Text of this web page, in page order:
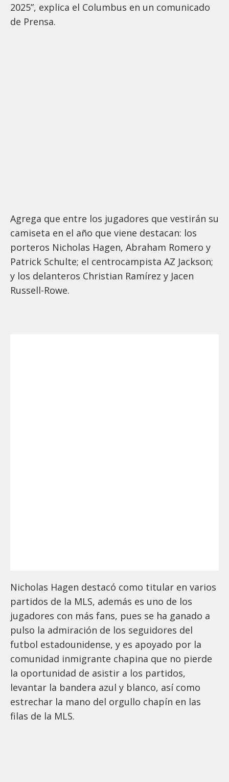
2025”, explica el Columbus en un comunicado
de Prensa.
Agrega que entre los jugadores que vestirán su
camiseta en el año que viene destacan: los
porteros Nicholas Hagen, Abraham Romero y
Patrick Schulte; el centrocampista AZ Jackson;
y los delanteros Christian Ramírez y Jacen
Russell-Rowe.
Nicholas Hagen destacó como titular en varios
partidos de la MLS, además es uno de los
jugadores con más fans, pues se ha ganado a
pulso la admiración de los seguidores del
futbol estadounidense, y es apoyado por la
comunidad inmigrante chapina que no pierde
la oportunidad de asistir a los partidos,
levantar la bandera azul y blanco, así como
estrechar la mano del orgullo chapín en las
filas de la MLS.